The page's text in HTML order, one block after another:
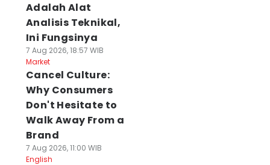
Adalah Alat
Analisis Teknikal,
Ini Fungsinya
7 Aug 2026, 18:57 WIB
Market
Cancel Culture:
Why Consumers
Don't Hesitate to
Walk Away From a
Brand
7 Aug 2026, 11:00 WIB
English